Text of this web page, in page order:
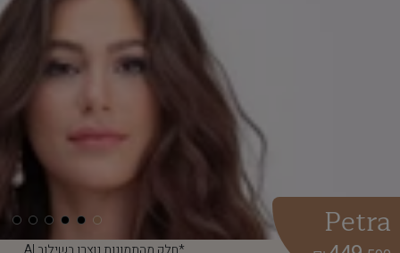
Petra